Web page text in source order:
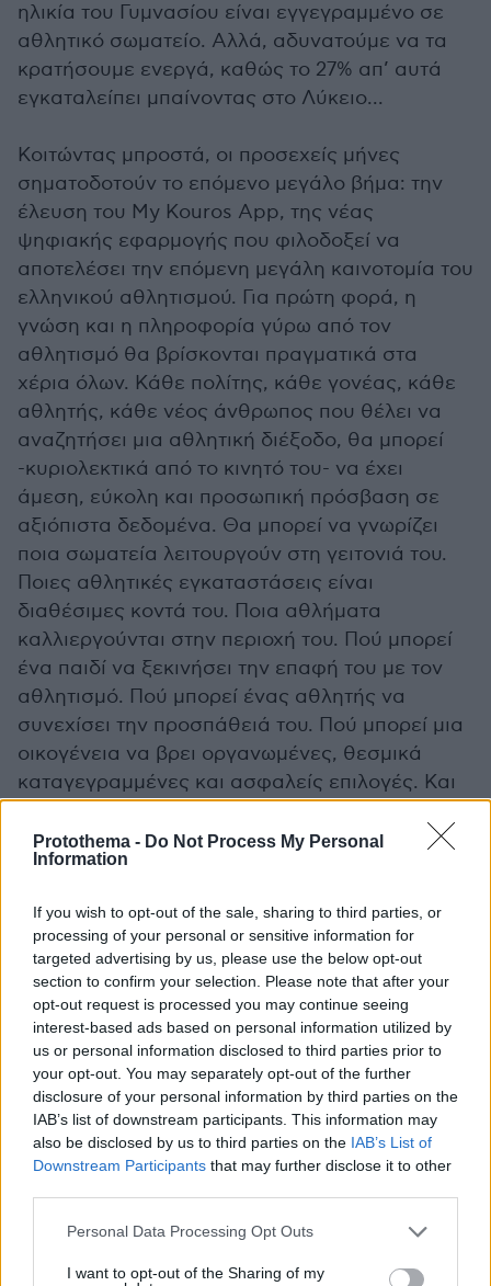
Protothema - Do Not Process My Personal
Information
If you wish to opt-out of the sale, sharing to third parties, or
processing of your personal or sensitive information for
targeted advertising by us, please use the below opt-out
section to confirm your selection. Please note that after your
opt-out request is processed you may continue seeing
interest-based ads based on personal information utilized by
us or personal information disclosed to third parties prior to
your opt-out. You may separately opt-out of the further
disclosure of your personal information by third parties on the
IAB’s list of downstream participants. This information may
also be disclosed by us to third parties on the IAB’s List of
Downstream Participants that may further disclose it to other
Please note that this website/app uses one or more Google
not limited to your visit or usage behaviour. You may click to
Personal Data Processing Opt Outs
I want to opt-out of the Sharing of my
ηλικία του Γυμνασίου είναι εγγεγραμμένο σε
αθλητικό σωματείο. Αλλά, αδυνατούμε να τα
κρατήσουμε ενεργά, καθώς το 27% απ’ αυτά
εγκαταλείπει μπαίνοντας στο Λύκειο...
Κοιτώντας μπροστά, οι προσεχείς μήνες
σηματοδοτούν το επόμενο μεγάλο βήμα: την
έλευση του My Kouros App, της νέας
ψηφιακής εφαρμογής που φιλοδοξεί να
αποτελέσει την επόμενη μεγάλη καινοτομία του
ελληνικού αθλητισμού. Για πρώτη φορά, η
γνώση και η πληροφορία γύρω από τον
αθλητισμό θα βρίσκονται πραγματικά στα
χέρια όλων. Κάθε πολίτης, κάθε γονέας, κάθε
αθλητής, κάθε νέος άνθρωπος που θέλει να
αναζητήσει μια αθλητική διέξοδο, θα μπορεί
-κυριολεκτικά από το κινητό του- να έχει
άμεση, εύκολη και προσωπική πρόσβαση σε
αξιόπιστα δεδομένα. Θα μπορεί να γνωρίζει
ποια σωματεία λειτουργούν στη γειτονιά του.
Ποιες αθλητικές εγκαταστάσεις είναι
διαθέσιμες κοντά του. Ποια αθλήματα
καλλιεργούνται στην περιοχή του. Πού μπορεί
ένα παιδί να ξεκινήσει την επαφή του με τον
αθλητισμό. Πού μπορεί ένας αθλητής να
συνεχίσει την προσπάθειά του. Πού μπορεί μια
οικογένεια να βρει οργανωμένες, θεσμικά
καταγεγραμμένες και ασφαλείς επιλογές. Και
διαφανή και επικαιροποιημένα δεδομένα, τότε
αλλάζει κάτι θεμελιώδες: χτίζεται εμπιστοσύνη!
Αυτό είναι το βαθύτερο νόημα του e-Kouros: να
αποτελεί το σύστημα πλοήγησης του ελληνικού
αθλητισμού. Πρόκειται για εργαλείο
διαφάνειας, χρηστής διοίκησης και
λογοδοσίας, ένας χάρτης πάνω στον οποίο
μπορούμε να σχεδιάσουμε πολιτικές, να
αξιολογήσουμε ανάγκες, να κατανείμουμε
πόρους, να στηρίξουμε σωματεία, να
αναβαθμίσουμε εγκαταστάσεις και να
δώσουμε στους πολίτες καθαρή εικόνα για το
αξιοποιηθεί. Και αυτό ακριβώς έρχεται να
υπηρετήσει το e-Kouros και, σύντομα, το My